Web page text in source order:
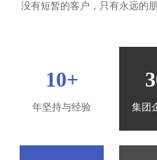
没有短暂的客户，只有永远的
10+
年坚持与经验 集团